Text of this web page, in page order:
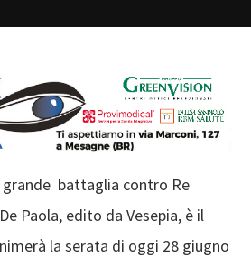
grande battaglia contro Re
Paola, edito da Vesepia, è il
la serata di oggi 28 giugno